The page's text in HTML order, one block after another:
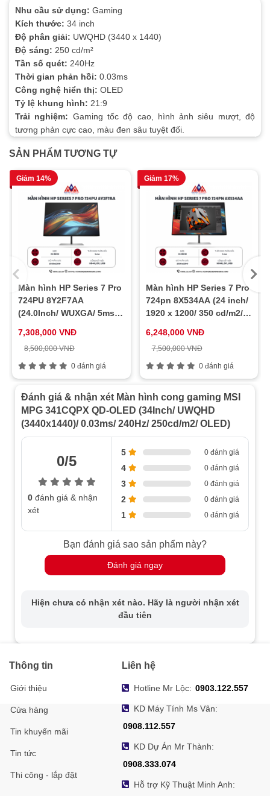
Nhu cầu sử dụng: Gaming
Kích thước: 34 inch
Độ phân giải: UWQHD (3440 x 1440)
Độ sáng: 250 cd/m²
Tần số quét: 240Hz
Thời gian phản hồi: 0.03ms
Công nghệ hiển thị: OLED
Tỷ lệ khung hình: 21:9
Trải nghiệm: Gaming tốc độ cao, hình ảnh siêu mượt, độ
tương phản cực cao, màu đen sâu tuyệt đối.
SẢN PHẨM TƯƠNG TỰ
Giảm 14%
Màn hình HP Series 7 Pro
724PU 8Y2F7AA
(24.0Inch/ WUXGA/ 5ms/
7,308,000 VNĐ
8,500,000 VNĐ
0 đánh giá
Giảm 17%
Màn hình HP Series 7 Pro
724pn 8X534AA (24 inch/
1920 x 1200/ 350 cd/m2/
6,248,000 VNĐ
7,500,000 VNĐ
0 đánh giá
Đánh giá & nhận xét Màn hình cong gaming MSI
MPG 341CQPX QD-OLED (34Inch/ UWQHD
(3440x1440)/ 0.03ms/ 240Hz/ 250cd/m2/ OLED)
0/5
0 đánh giá & nhận
xét
5 0 đánh giá
4 0 đánh giá
3 0 đánh giá
2 0 đánh giá
1 0 đánh giá
Bạn đánh giá sao sản phẩm này?
Đánh giá ngay
Hiện chưa có nhận xét nào. Hãy là người nhận xét
đầu tiên
Thông tin
Giới thiệu
Cửa hàng
Tin khuyến mãi
Tin tức
Thi công - lắp đặt
Liên hệ
Hotline Mr Lộc: 0903.122.557
KD Máy Tính Ms Vân:
0908.112.557
KD Dự Án Mr Thành:
0908.333.074
Hỗ trợ Kỹ Thuật Minh Anh: